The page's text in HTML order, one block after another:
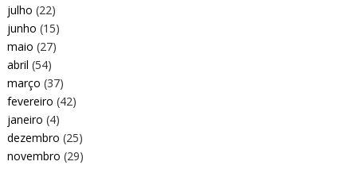
julho (22)
junho (15)
maio (27)
abril (54)
março (37)
fevereiro (42)
janeiro (4)
dezembro (25)
novembro (29)